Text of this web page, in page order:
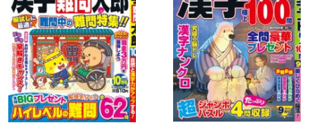
全問豪華プレゼント！